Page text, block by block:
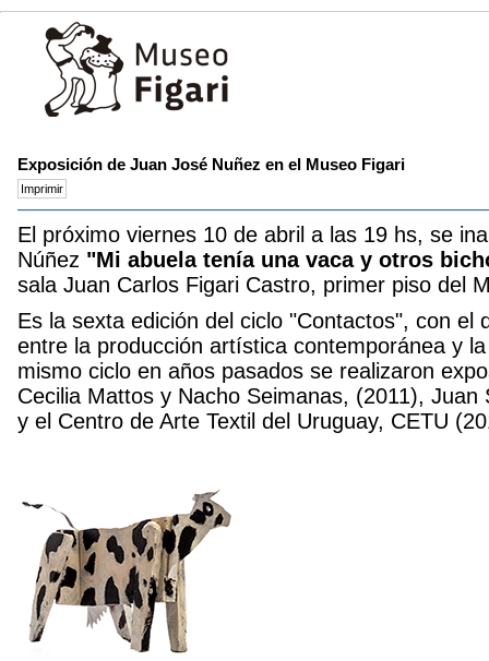
Exposición de Juan José Nuñez en el Museo Figari
El próximo viernes 10 de abril a las 19 hs, se
Núñez "Mi abuela tenía una vaca y otros
sala Juan Carlos Figari Castro, primer piso del
Es la sexta edición del ciclo "Contactos", con el
entre la producción artística contemporánea y
mismo ciclo en años pasados se realizaron
Cecilia Mattos y Nacho Seimanas, (2011),
y el Centro de Arte Textil del Uruguay, CETU